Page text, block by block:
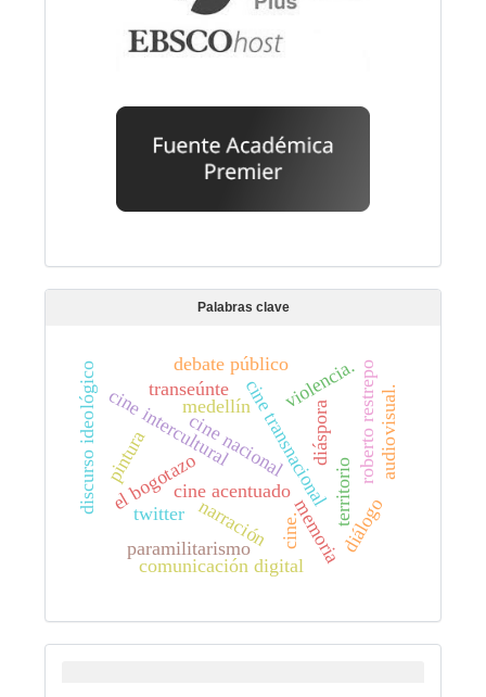
Palabras clave
cine nacionalcine transnacional
diáspora
cine intercultural
cine acentuado
medellín
narración territorio
memoria
cine.
el bogotazo roberto restrepo
violencia.
discurso ideológico debate público
paramilitarismo
comunicación digital
twitter diálogo
audiovisual.
transeúnte
pintura